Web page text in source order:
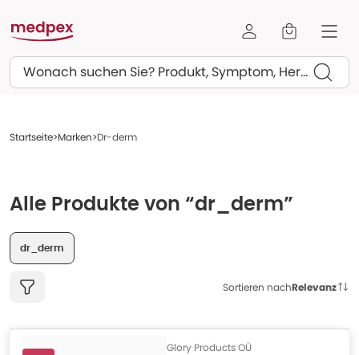
Suchen
Startseite Marken Dr-derm
Alle Produkte von “dr_derm”
dr_derm
Sortieren nachRelevanz
Glory Products OÜ